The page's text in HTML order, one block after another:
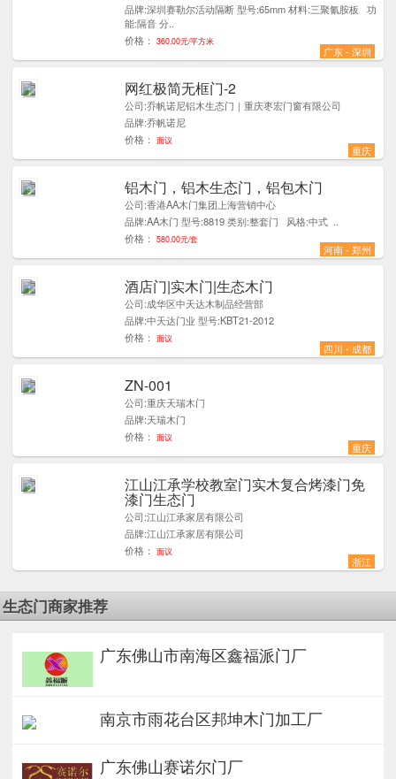
品牌:深圳赛勒尔活动隔断 型号:65mm 材料:三聚氰胺板 功
能:隔音 分..
价格：
360.00元/平方米
广东 - 深圳
网红极简无框门-2
公司:乔帆诺尼铝木生态门｜重庆枣宏门窗有限公司
品牌:乔帆诺尼
价格：
面议
重庆
1
铝木门，铝木生态门，铝包木门
公司:香港AA木门集团上海营销中心
品牌:AA木门 型号:8819 类别:整套门 风格:中式 ..
价格：
580.00元/套
河南 - 郑州
9
酒店门|实木门|生态木门
公司:成华区中天达木制品经营部
品牌:中天达门业 型号:KBT21-2012
价格：
面议
四川 - 成都
1
ZN-001
公司:重庆天瑞木门
品牌:天瑞木门
价格：
面议
重庆
1
江山江承学校教室门实木复合烤漆门免
漆门生态门
公司:江山江承家居有限公司
品牌:江山江承家居有限公司
价格：
面议
浙江
9
生态门商家推荐
广东佛山市南海区鑫福派门厂
南京市雨花台区邦坤木门加工厂
广东佛山赛诺尔门厂